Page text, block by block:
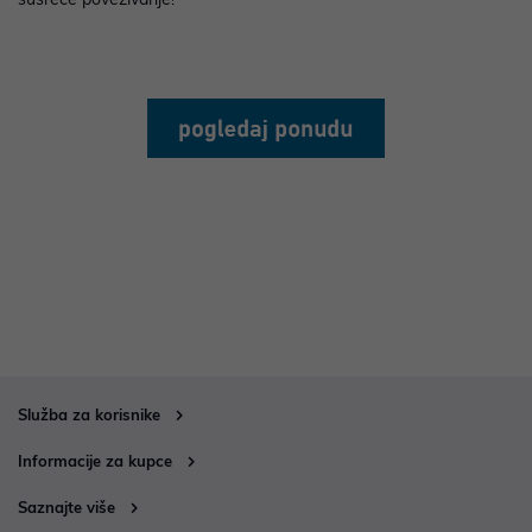
Služba za korisnike
Informacije za kupce
Saznajte više